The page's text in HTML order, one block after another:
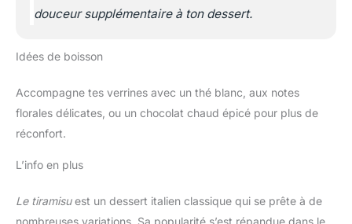
douceur supplémentaire à ton dessert.
Idées de boisson
Accompagne tes verrines avec un thé blanc, aux notes
florales délicates, ou un chocolat chaud épicé pour plus de
réconfort.
L’info en plus
Le tiramisuest un dessert italien classique qui se prête à de
nombreuses variations. Sa popularité s’est répandue dans le